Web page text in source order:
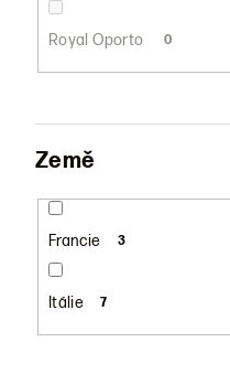
Royal Oporto 0
Země
Francie 3
Itálie 7